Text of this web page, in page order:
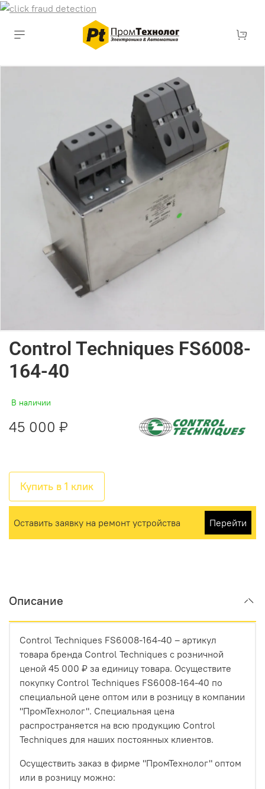
Control Techniques FS6008-
164-40
В наличии
45 000 ₽
Купить в 1 клик
Оставить заявку на ремонт устройства Перейти
Описание
Control Techniques FS6008-164-40 – артикул
товара бренда Control Techniques с розничной
ценой 45 000 ₽ за единицу товара. Осуществите
покупку Control Techniques FS6008-164-40 по
специальной цене оптом или в розницу в компании
"ПромТехнолог". Специальная цена
распространяется на всю продукцию Control
Techniques для наших постоянных клиентов.
Осуществить заказ в фирме "ПромТехнолог" оптом
или в розницу можно: